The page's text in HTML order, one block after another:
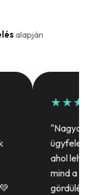
alapján
ahol
mind a